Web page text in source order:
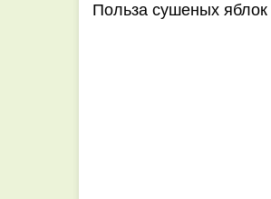
Польза сушеных яблок